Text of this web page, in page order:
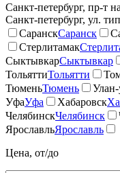
Санкт-петербург, пр-т
Санкт-петербург, ул.
СаранскСаранск
Стерлитамак
СыктывкарСыктывкар
ТольяттиТольятти
ТюменьТюмень Улан-
УфаУфа Хабаровск
ЧелябинскЧелябинск
ЯрославльЯрославль
Цена, от/до